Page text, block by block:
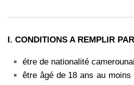
I. CONDITlONS A REMPLlR
étre de nationalité
être âgé de 18 ans au